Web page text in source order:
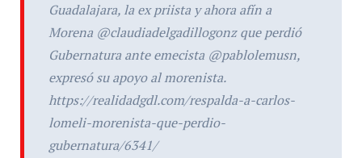
Guadalajara, la ex priista y ahora afín a
Morena @claudiadelgadillogonz que perdió
Gubernatura ante emecista @pablolemusn,
expresó su apoyo al morenista.
https://realidadgdl.com/respalda-a-carlos-
lomeli-morenista-que-perdio-
gubernatura/6341/